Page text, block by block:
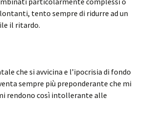
tento sempre di ridurre ad un
il ritardo.
che si avvicina e l’ipocrisia di fondo
sempre più preponderante che mi
rendono così intollerante alle